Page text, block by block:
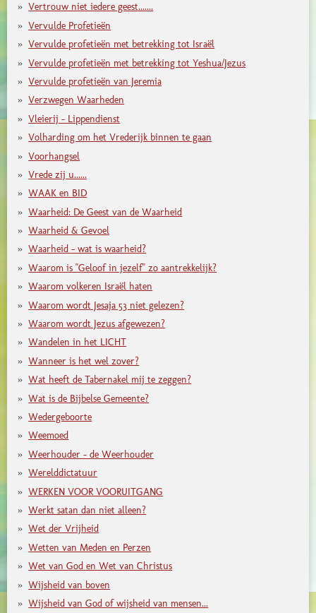
Vertrouw niet iedere geest.......
Vervulde Profetieën
Vervulde profetieën met betrekking tot Israël
Vervulde profetieën met betrekking tot Yeshua/Jezus
Vervulde profetieën van Jeremia
Verzwegen Waarheden
Vleierij - Lippendienst
Volharding om het Vrederijk binnen te gaan
Voorhangsel
Vrede zij u......
WAAK en BID
Waarheid: De Geest van de Waarheid
Waarheid & Gevoel
Waarheid - wat is waarheid?
Waarom is "Geloof in jezelf" zo aantrekkelijk?
Waarom volkeren Israël haten
Waarom wordt Jesaja 53 niet gelezen?
Waarom wordt Jezus afgewezen?
Wandelen in het LICHT
Wanneer is het wel zover?
Wat heeft de Tabernakel mij te zeggen?
Wat is de Bijbelse Gemeente?
Wedergeboorte
Weemoed
Weerhouder - de Weerhouder
Werelddictatuur
WERKEN VOOR VOORUITGANG
Werkt satan dan niet alleen?
Wet der Vrijheid
Wetten van Meden en Perzen
Wet van God en Wet van Christus
Wijsheid van boven
Wijsheid van God of wijsheid van mensen...